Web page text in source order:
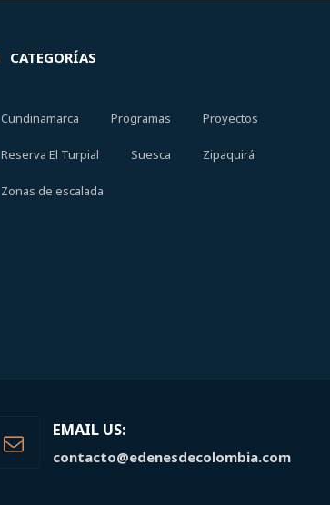
CATEGORÍAS
Cundinamarca Programas Proyectos
Reserva El Turpial Suesca Zipaquirá
Zonas de escalada
EMAIL US:
contacto@edenesdecolombia.com